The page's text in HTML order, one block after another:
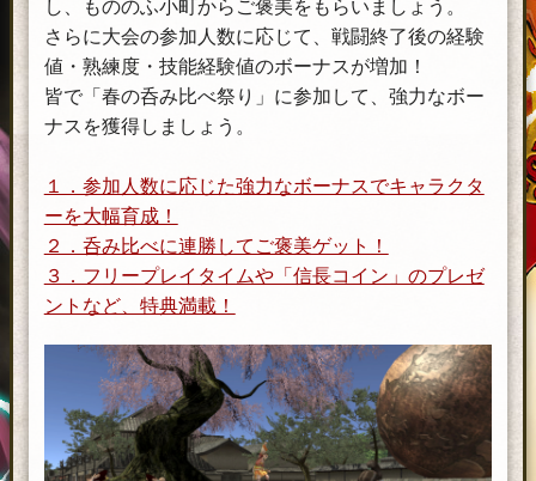
し、もののふ小町からご褒美をもらいましょう。
さらに大会の参加人数に応じて、戦闘終了後の経験
値・熟練度・技能経験値のボーナスが増加！
皆で「春の呑み比べ祭り」に参加して、強力なボー
ナスを獲得しましょう。
１．参加人数に応じた強力なボーナスでキャラクタ
ーを大幅育成！
２．呑み比べに連勝してご褒美ゲット！
３．フリープレイタイムや「信長コイン」のプレゼ
ントなど、特典満載！